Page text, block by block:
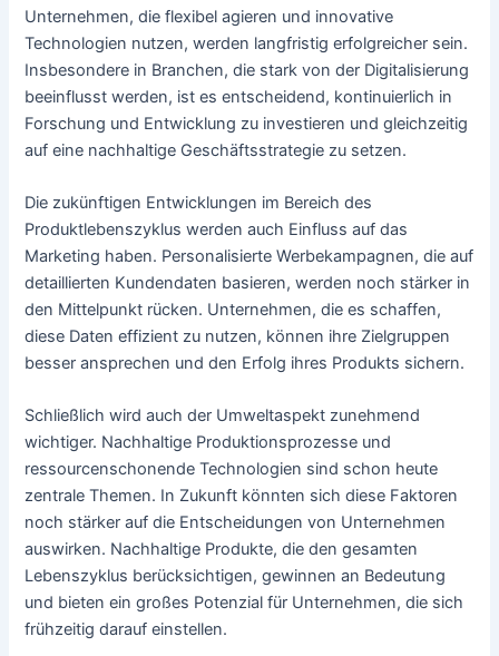
Unternehmen, die flexibel agieren und innovative
Technologien nutzen, werden langfristig erfolgreicher sein.
Insbesondere in Branchen, die stark von der Digitalisierung
beeinflusst werden, ist es entscheidend, kontinuierlich in
Forschung und Entwicklung zu investieren und gleichzeitig
auf eine nachhaltige Geschäftsstrategie zu setzen.
Die zukünftigen Entwicklungen im Bereich des
Produktlebenszyklus werden auch Einfluss auf das
Marketing haben. Personalisierte Werbekampagnen, die auf
detaillierten Kundendaten basieren, werden noch stärker in
den Mittelpunkt rücken. Unternehmen, die es schaffen,
diese Daten effizient zu nutzen, können ihre Zielgruppen
besser ansprechen und den Erfolg ihres Produkts sichern.
Schließlich wird auch der Umweltaspekt zunehmend
wichtiger. Nachhaltige Produktionsprozesse und
ressourcenschonende Technologien sind schon heute
zentrale Themen. In Zukunft könnten sich diese Faktoren
noch stärker auf die Entscheidungen von Unternehmen
auswirken. Nachhaltige Produkte, die den gesamten
Lebenszyklus berücksichtigen, gewinnen an Bedeutung
und bieten ein großes Potenzial für Unternehmen, die sich
frühzeitig darauf einstellen.